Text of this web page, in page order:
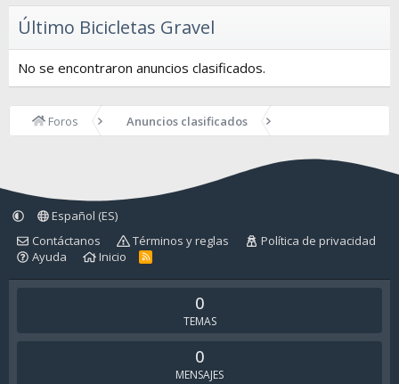
Último Bicicletas Gravel
No se encontraron anuncios clasificados.
Foros Anuncios clasificados
Español (ES)
Contáctanos
Términos y reglas
Política de privacidad
Ayuda
Inicio
R
S
0
TEMAS
0
MENSAJES